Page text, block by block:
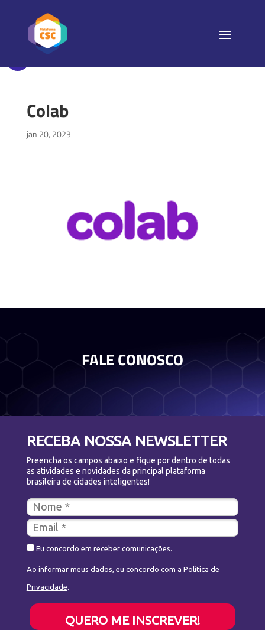
Colab
jan 20, 2023
FALE CONOSCO
RECEBA NOSSA NEWSLETTER
Preencha os campos abaixo e fique por dentro de todas
as atividades e novidades da principal plataforma
brasileira de cidades inteligentes!
Eu concordo em receber comunicações.
Ao informar meus dados, eu concordo com a Política de
Privacidade.
QUERO ME INSCREVER!